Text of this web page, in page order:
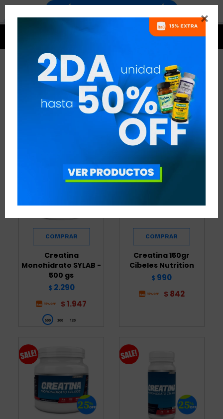

CREATINA
RECOMENDADOS
Creatina
Monohidrato SYLAB -
500 gs
$ 2.290
$ 1.947
Creatina 150gr
Cibeles Nutrition
$ 990
$ 842